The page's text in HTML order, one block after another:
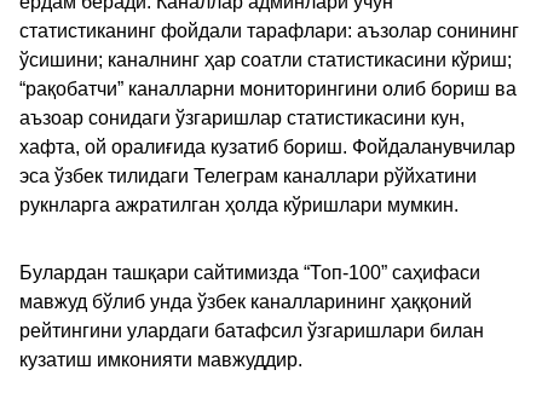
статистиканинг фойдали тарафлари: аъзолар сонининг
ўсишини; каналнинг ҳар соатли статистикасини кўриш;
“рақобатчи” каналларни мониторингини олиб бориш ва
аъзоар сонидаги ўзгаришлар статистикасини кун,
хафта, ой оралиғида кузатиб бориш. Фойдаланувчилар
эса ўзбек тилидаги Телеграм каналлари рўйхатини
рукнларга ажратилган ҳолда кўришлари мумкин.
Булардан ташқари сайтимизда “Топ-100” саҳифаси
мавжуд бўлиб унда ўзбек каналларининг ҳаққоний
рейтингини улардаги батафсил ўзгаришлари билан
кузатиш имконияти мавжуддир.